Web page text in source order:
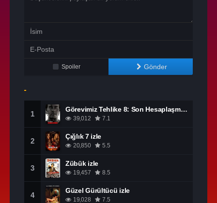
Spoiler Gönder
1
Görevimiz Tehlike 8: Son Hesaplaşma izle
39,012 7.1
2
Çığlık 7 izle
20,850 5.5
3
Zübük izle
19,457 8.5
4
Güzel Gürültücü izle
19,028 7.5